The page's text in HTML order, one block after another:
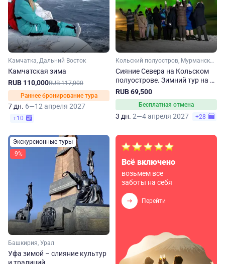
Камчатка, Дальний Восток
Камчатская зима
RUB 110,000RUB 117,000
Раннее бронирование тура
7 дн. 6—12 апреля 2027
+10
Кольский полуостров, Мурманская область, Арктика
Сияние Севера на Кольском
полуострове. Зимний тур на 3
дня
RUB 69,500
Бесплатная отмена
3 дн. 2—4 апреля 2027 +28
Экскурсионные туры
-9%
Башкирия, Урал
Уфа зимой – слияние культур
Всё включено
возьмем все
заботы на себя
Перейти